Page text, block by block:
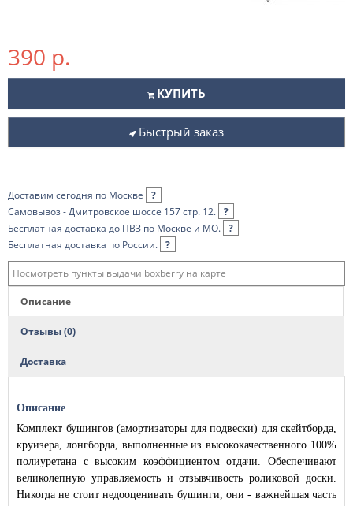
390 р.
КУПИТЬ
Быстрый заказ
Доставим сегодня по Москве
?
Самовывоз - Дмитровское шоссе 157 стр. 12. ?
Бесплатная доставка до ПВЗ по Москве и МО. ?
Бесплатная доставка по России. ?
Посмотреть пункты выдачи boxberry на карте
Описание
Отзывы (0)
Доставка
Описание
Комплект бушингов (амортизаторы для подвески) для скейтборда,
круизера, лонгборда, выполненные из высококачественного 100%
полиуретана с высоким коэффициентом отдачи. Обеспечивают
великолепную управляемость и отзывчивость роликовой доски.
Никогда не стоит недооценивать бушинги, они - важнейшая часть